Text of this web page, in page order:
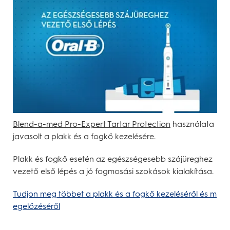
Blend-a-med Pro-Expert Tartar Protection használata
javasolt a plakk és a fogkő kezelésére.
Plakk és fogkő esetén az egészségesebb szájüreghez
vezető első lépés a jó fogmosási szokások kialakítása.
Tudjon meg többet a plakk és a fogkő kezeléséről és m
egelőzéséről